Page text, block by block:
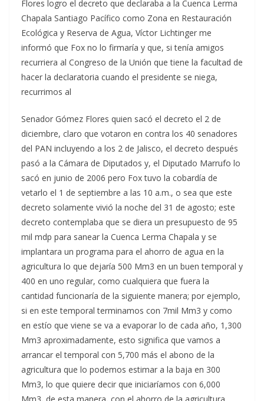
Flores logro el decreto que declaraba a la Cuenca Lerma
Chapala Santiago Pacífico como Zona en Restauración
Ecológica y Reserva de Agua, Víctor Lichtinger me
informó que Fox no lo firmaría y que, si tenía amigos
recurriera al Congreso de la Unión que tiene la facultad de
hacer la declaratoria cuando el presidente se niega,
recurrimos al
Senador Gómez Flores quien sacó el decreto el 2 de
diciembre, claro que votaron en contra los 40 senadores
del PAN incluyendo a los 2 de Jalisco, el decreto después
pasó a la Cámara de Diputados y, el Diputado Marrufo lo
sacó en junio de 2006 pero Fox tuvo la cobardía de
vetarlo el 1 de septiembre a las 10 a.m., o sea que este
decreto solamente vivió la noche del 31 de agosto; este
decreto contemplaba que se diera un presupuesto de 95
mil mdp para sanear la Cuenca Lerma Chapala y se
implantara un programa para el ahorro de agua en la
agricultura lo que dejaría 500 Mm3 en un buen temporal y
400 en uno regular, como cualquiera que fuera la
cantidad funcionaría de la siguiente manera; por ejemplo,
si en este temporal terminamos con 7mil Mm3 y como
en estío que viene se va a evaporar lo de cada año, 1,300
Mm3 aproximadamente, esto significa que vamos a
arrancar el temporal con 5,700 más el abono de la
agricultura que lo podemos estimar a la baja en 300
Mm3, lo que quiere decir que iniciaríamos con 6,000